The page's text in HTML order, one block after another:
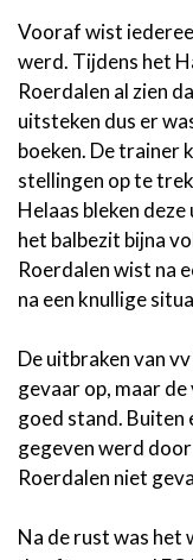
Vooraf wist
werd. Tijdens het
Roerdalen al zien
uitsteken dus er
boeken. De trainer
stellingen op te
Helaas bleken
het balbezit bijna
Roerdalen wist na
na een knullige
De uitbraken van
gevaar op, maar
goed stand. Buiten
gegeven werd
Roerdalen niet
Na de rust was het